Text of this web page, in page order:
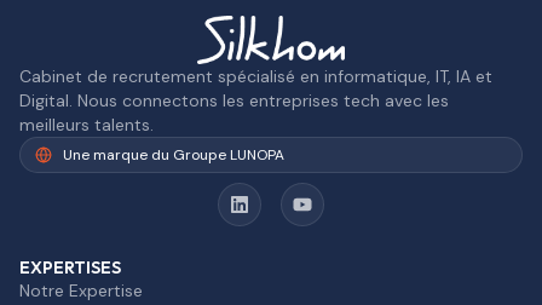
Cabinet de recrutement spécialisé en informatique, IT, IA et
Digital. Nous connectons les entreprises tech avec les
meilleurs talents.
Une marque du Groupe LUNOPA
EXPERTISES
Notre Expertise